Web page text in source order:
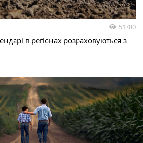
51780
в регіонах розраховуються з